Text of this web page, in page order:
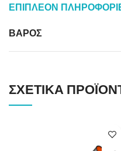
ΕΠΙΠΛΈΟΝ
ΒΆΡΟΣ
ΣΧΕΤΙΚΆ